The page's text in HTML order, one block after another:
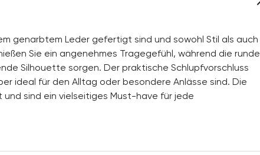
genarbtem Leder gefertigt sind und sowohl Stil als auch
Sie ein angenehmes Tragegefühl, während die runde
Silhouette sorgen. Der praktische Schlupfvorschluss
ideal für den Alltag oder besondere Anlässe sind. Die
und sind ein vielseitiges Must-have für jede